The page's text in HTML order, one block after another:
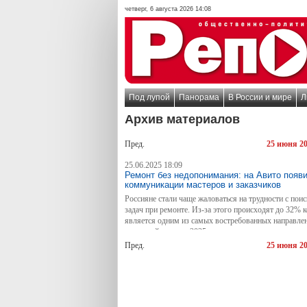
четверг, 6 августа 2026 14:08
Под лупой Панорама В России и мире
Архив материалов
Пред. 25 июня
25.06.2025 18:09
Ремонт без недопонимания: на Авито
коммуникации мастеров и заказчиков
Россияне стали чаще жаловаться на трудности с
задач при ремонте. Из-за этого происходят до
является одним из самых востребованных
за первый квартал 2025 года россияне потратили
сумма достигла рекордных 526 млрд — максимума
Пред. 25 июня